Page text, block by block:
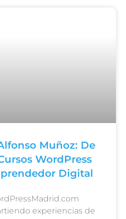
Muñoz: De
WordPress
Digital
experiencias de